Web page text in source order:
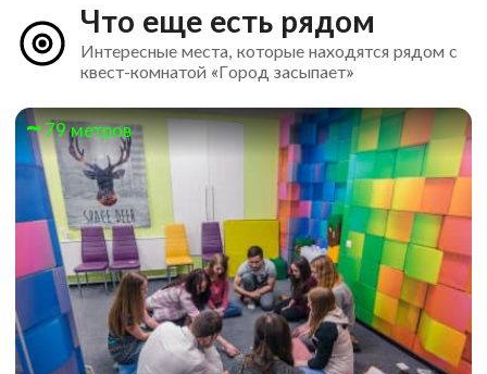
Джуманджи
Что еще есть рядом
Интересные места, которые находятся рядом с
квест-комнатой «Город засыпает»
79 метров